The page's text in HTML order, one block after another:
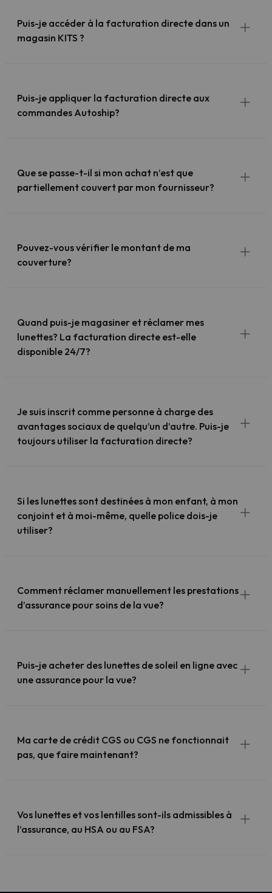
Puis-je accéder à la facturation directe dans un
magasin KITS ?
Puis-je appliquer la facturation directe aux
commandes Autoship?
Que se passe-t-il si mon achat n’est que
partiellement couvert par mon fournisseur?
Pouvez-vous vérifier le montant de ma
couverture?
Quand puis-je magasiner et réclamer mes
lunettes? La facturation directe est-elle
disponible 24/7?
Je suis inscrit comme personne à charge des
avantages sociaux de quelqu’un d’autre. Puis-je
toujours utiliser la facturation directe?
Si les lunettes sont destinées à mon enfant, à mon
conjoint et à moi-même, quelle police dois-je
utiliser?
Comment réclamer manuellement les prestations
d’assurance pour soins de la vue?
Puis-je acheter des lunettes de soleil en ligne avec
une assurance pour la vue?
Ma carte de crédit CGS ou CGS ne fonctionnait
pas, que faire maintenant?
Vos lunettes et vos lentilles sont-ils admissibles à
l’assurance, au HSA ou au FSA?